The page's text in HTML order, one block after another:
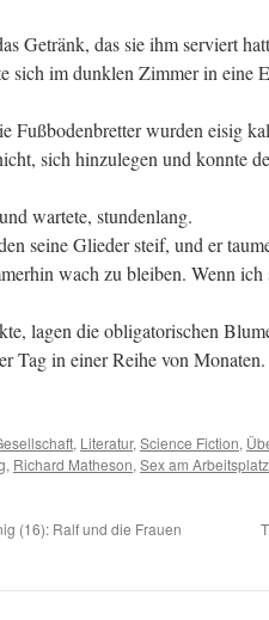
Getränk, das sie ihm serviert
sich im dunklen Zimmer in eine
Fußbodenbretter wurden eisig
sich hinzulegen und konnte
wartete, stundenlang.
seine Glieder steif, und er
wach zu bleiben. Wenn
lagen die obligatorischen
Tag in einer Reihe von Monaten.
, Literatur, Science Fiction,
, Richard Matheson, Sex am Arbeitsplatz
(16): Ralf und die Frauen